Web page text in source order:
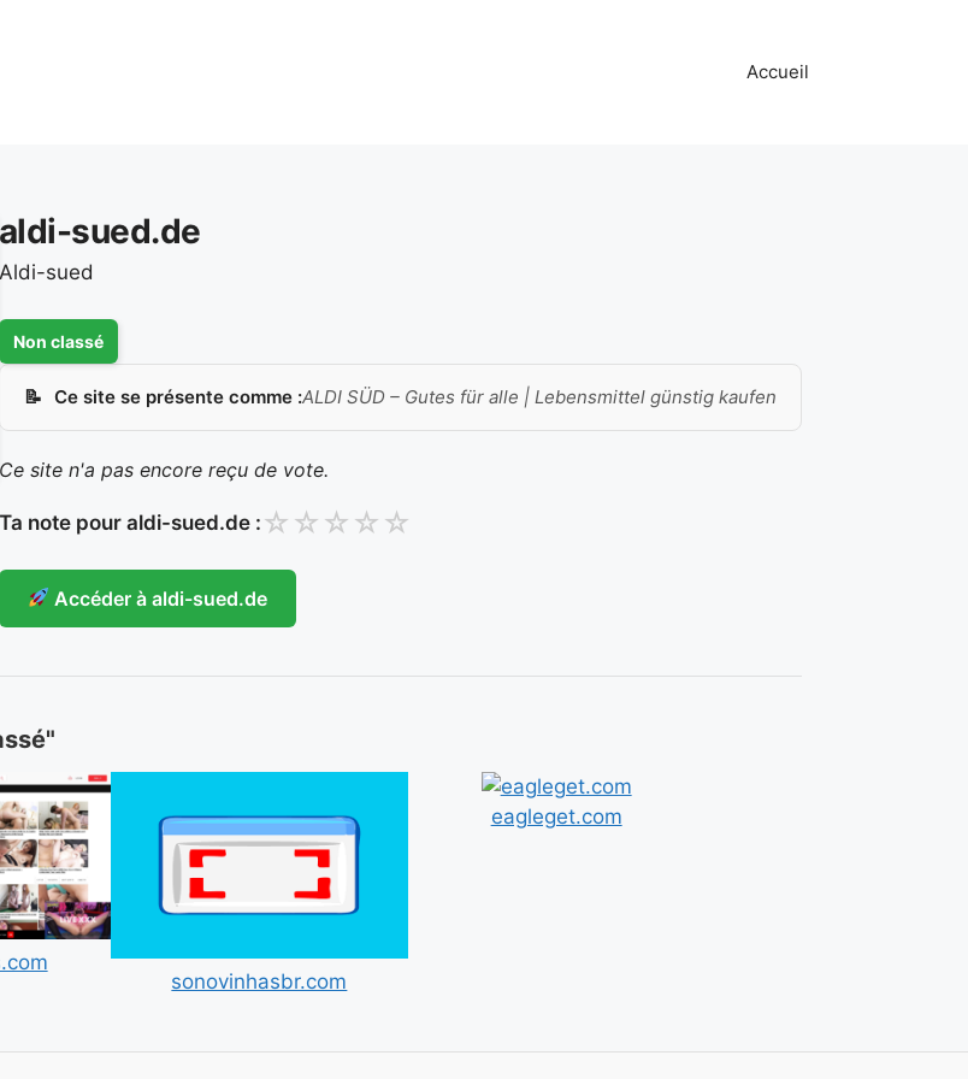
Accueil
sued.de
Aldi-sued
Non classé
Ce site se présente comme :ALDI SÜD – Gutes für alle | Lebensmittel günstig kaufen
Ce site n'a pas encore reçu de vote.
Ta note pour aldi-sued.de : ☆ ☆ ☆ ☆ ☆
Accéder à aldi-sued.de
sonovinhasbr.com
eagleget.com